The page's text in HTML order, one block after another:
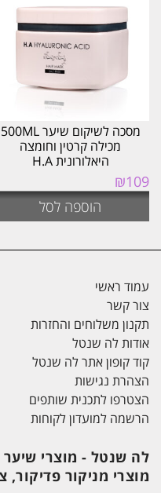
מסכה לשיקום שיער 500ML
מכילה קרטין וחומצה
היאלורונית H.A
₪109
הוספה לסל
עמוד ראשי
צור קשר
תקנון משלוחים והחזרות
אודות לה שנטל
קוד קופון אתר לה שנטל
הצהרת נגישות
הצטרפו לתכנית שותפים
הרשמה למועדון לקוחות
לה שנטל - מוצרי
מוצרי מניקור פדיקור,